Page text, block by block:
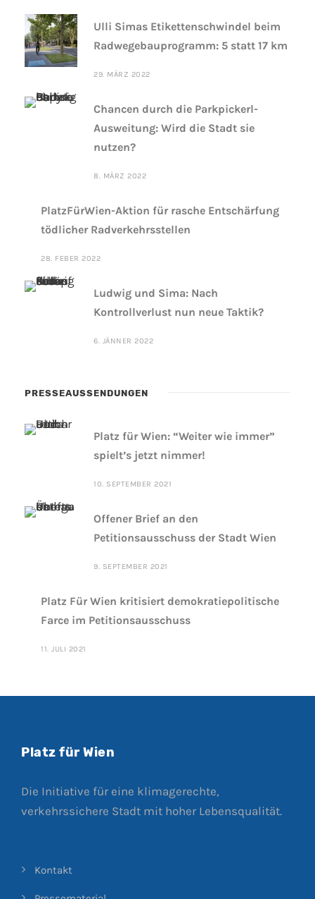
Ulli Simas Etikettenschwindel beim
Radwegebauprogramm: 5 statt 17 km
29. MÄRZ 2022
Chancen durch die Parkpickerl-
Ausweitung: Wird die Stadt sie
nutzen?
8. MÄRZ 2022
PlatzFürWien-Aktion für rasche Entschärfung
tödlicher Radverkehrsstellen
28. FEBER 2022
Ludwig und Sima: Nach
Kontrollverlust nun neue Taktik?
6. JÄNNER 2022
PRESSEAUSSENDUNGEN
Platz für Wien: “Weiter wie immer”
spielt’s jetzt nimmer!
10. SEPTEMBER 2021
Offener Brief an den
Petitionsausschuss der Stadt Wien
9. SEPTEMBER 2021
Platz Für Wien kritisiert demokratiepolitische
Farce im Petitionsausschuss
11. JULI 2021
Platz für Wien
Die Initiative für eine klimagerechte,
verkehrssichere Stadt mit hoher Lebensqualität.
Kontakt